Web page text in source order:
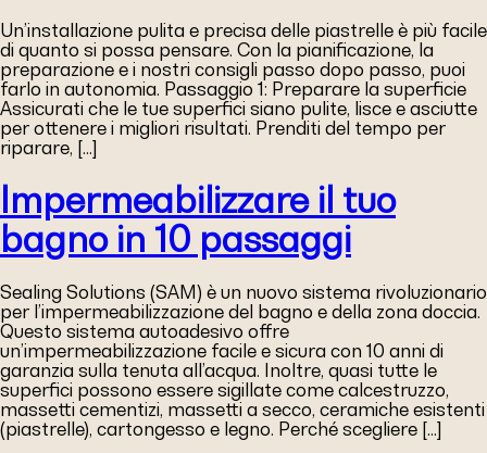
Un’installazione pulita e precisa delle piastrelle è più facile
di quanto si possa pensare. Con la pianificazione, la
preparazione e i nostri consigli passo dopo passo, puoi
farlo in autonomia. Passaggio 1: Preparare la superficie
Assicurati che le tue superfici siano pulite, lisce e asciutte
per ottenere i migliori risultati. Prenditi del tempo per
riparare, […]
Impermeabilizzare il tuo
bagno in 10 passaggi
Sealing Solutions (SAM) è un nuovo sistema rivoluzionario
per l’impermeabilizzazione del bagno e della zona doccia.
Questo sistema autoadesivo offre
un’impermeabilizzazione facile e sicura con 10 anni di
garanzia sulla tenuta all’acqua. Inoltre, quasi tutte le
superfici possono essere sigillate come calcestruzzo,
massetti cementizi, massetti a secco, ceramiche esistenti
(piastrelle), cartongesso e legno. Perché scegliere […]